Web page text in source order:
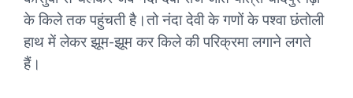
के किले तक पहुंचती है।तो नंदा देवी के गणों के पश्वा छंतोली
हाथ में लेकर झूम-झूम कर किले की परिक्रमा लगाने लगते
हैं।